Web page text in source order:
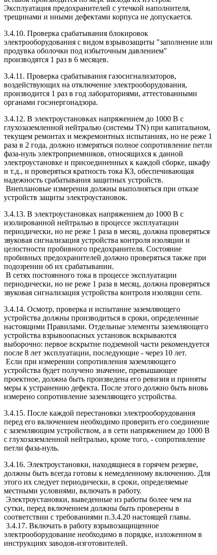
Эксплуатация предохранителей с утечкой наполнителя,
трещинами и иными дефектами корпуса не допускается.
3.4.10. Проверка срабатывания блокировок
электрооборудования с видом взрывозащиты "заполнение или
продувка оболочки под избыточным давлением"
производятся 1 раз в 6 месяцев.
3.4.11. Проверка срабатывания газосигнализаторов,
воздействующих на отключение электрооборудования,
производится 1 раз в год лабораториями, аттестованными
органами госэнергонадзора.
3.4.12. В электроустановках напряжением до 1000 В с
глухозаземленной нейтралью (системы TN) при капитальном,
текущем ремонтах и межремонтных испытаниях, но не реже 1
раза в 2 года, должно измеряться полное сопротивление петли
фаза-нуль электроприемников, относящихся к данной
электроустановке и присоединенных к каждой сборке, шкафу
и т.д., и проверяться кратность тока КЗ, обеспечивающая
надежность срабатывания защитных устройств.
Внеплановые измерения должны выполняться при отказе
устройств защиты электроустановок.
3.4.13. В электроустановках напряжением до 1000 В с
изолированной нейтралью в процессе эксплуатации
периодически, но не реже 1 раза в месяц, должна проверяться
звуковая сигнализация устройства контроля изоляции и
целостности пробивного предохранителя. Состояние
пробивных предохранителей должно проверяться также при
подозрении об их срабатывании.
В сетях постоянного тока в процессе эксплуатации
периодически, но не реже 1 раза в месяц, должна проверяться
звуковая сигнализация устройства контроля изоляции сети.
3.4.14. Осмотр, проверка и испытание заземляющего
устройства должны производиться в сроки, определенные
настоящими Правилами. Отдельные элементы заземляющего
устройства взрывоопасных установок вскрываются
выборочно: первое вскрытие подземной части рекомендуется
после 8 лет эксплуатации, последующие - через 10 лет.
Если при измерении сопротивления заземляющего
устройства будет получено значение, превышающее
проектное, должна быть произведена его ревизия и приняты
меры к устранению дефекта. После этого должно быть вновь
измерено сопротивление заземляющего устройства.
3.4.15. После каждой перестановки электрооборудования
перед его включением необходимо проверить его соединение
с заземляющим устройством, а в сети напряжением до 1000 В
с глухозаземленной нейтралью, кроме того, - сопротивление
петли фаза-нуль.
3.4.16. Электроустановки, находящиеся в горячем резерве,
должны быть всегда готовы к немедленному включению. Для
этого их следует периодически, в сроки, определяемые
местными условиями, включать в работу.
Электроустановки, выведенные из работы более чем на
сутки, перед включением должны быть проверены в
соответствии с требованиями п.3.4.20 настоящей главы.
3.4.17. Включать в работу взрывозащищенное
электрооборудование необходимо в порядке, изложенном в
инструкциях заводов-изготовителей.